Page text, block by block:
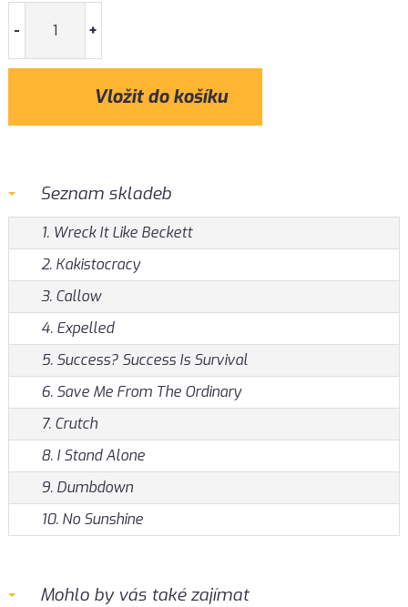
- +
Seznam skladeb
1. Wreck It Like Beckett
2. Kakistocracy
3. Callow
4. Expelled
5. Success? Success Is Survival
6. Save Me From The Ordinary
7. Crutch
8. I Stand Alone
9. Dumbdown
10. No Sunshine
Mohlo by vás také zajímat